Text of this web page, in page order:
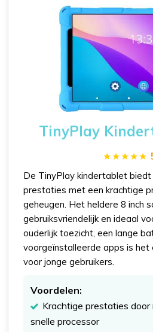
TinyPlay
De TinyPlay kindertablet
prestaties met een krachtige
geheugen. Het heldere 8 inch
gebruiksvriendelijk en ideaal
ouderlijk toezicht, een lange
voorgeïnstalleerde apps is het
voor jonge gebruikers.
Voordelen:
Krachtige prestaties door
snelle processor